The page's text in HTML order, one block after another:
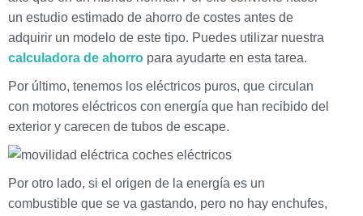
un estudio estimado de ahorro de costes antes de
adquirir un modelo de este tipo. Puedes utilizar nuestra
calculadora de ahorro para ayudarte en esta tarea.
Por último, tenemos los eléctricos puros, que circulan
con motores eléctricos con energía que han recibido del
exterior y carecen de tubos de escape.
Por otro lado, si el origen de la energía es un
combustible que se va gastando, pero no hay enchufes,